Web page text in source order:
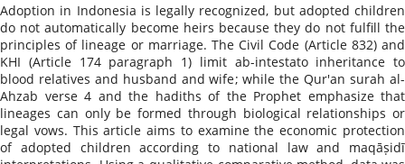
Adoption in Indonesia is legally recognized, but adopted children
do not automatically become heirs because they do not fulfill the
principles of lineage or marriage. The Civil Code (Article 832) and
KHI (Article 174 paragraph 1) limit ab-intestato inheritance to
blood relatives and husband and wife; while the Qur'an surah al-
Ahzab verse 4 and the hadiths of the Prophet emphasize that
lineages can only be formed through biological relationships or
legal vows. This article aims to examine the economic protection
of adopted children according to national law and maqāṣidī